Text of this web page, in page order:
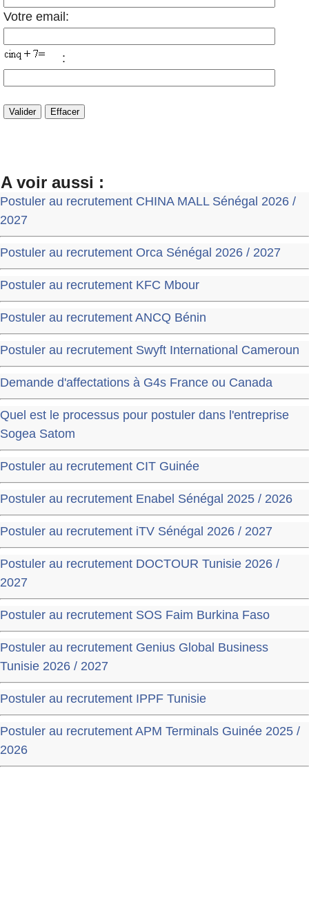
Votre email:
:
A voir aussi :
Postuler au recrutement CHINA MALL Sénégal 2026 /
2027
Postuler au recrutement Orca Sénégal 2026 / 2027
Postuler au recrutement KFC Mbour
Postuler au recrutement ANCQ Bénin
Postuler au recrutement Swyft International Cameroun
Demande d'affectations à G4s France ou Canada
Quel est le processus pour postuler dans l'entreprise
Sogea Satom
Postuler au recrutement CIT Guinée
Postuler au recrutement Enabel Sénégal 2025 / 2026
Postuler au recrutement iTV Sénégal 2026 / 2027
Postuler au recrutement DOCTOUR Tunisie 2026 /
2027
Postuler au recrutement SOS Faim Burkina Faso
Postuler au recrutement Genius Global Business
Tunisie 2026 / 2027
Postuler au recrutement IPPF Tunisie
Postuler au recrutement APM Terminals Guinée 2025 /
2026